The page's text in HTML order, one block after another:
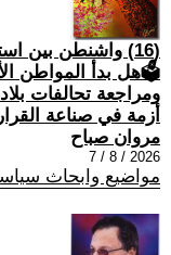
(16) واشنطن بين
🗳هل بدأ المواطن
ومراجعة تحالفات
أزمة في صناعة
مروان صباح
2026 / 8 / 7
مواضيع وابحاث